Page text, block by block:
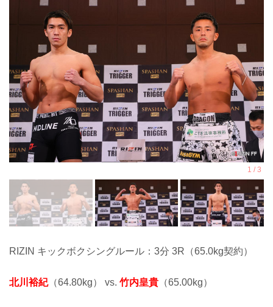
RIZIN キックボクシングルール：3分 3R（65.0kg契約）
北川裕紀（64.80kg） vs. 竹内皇貴 （65.00kg）